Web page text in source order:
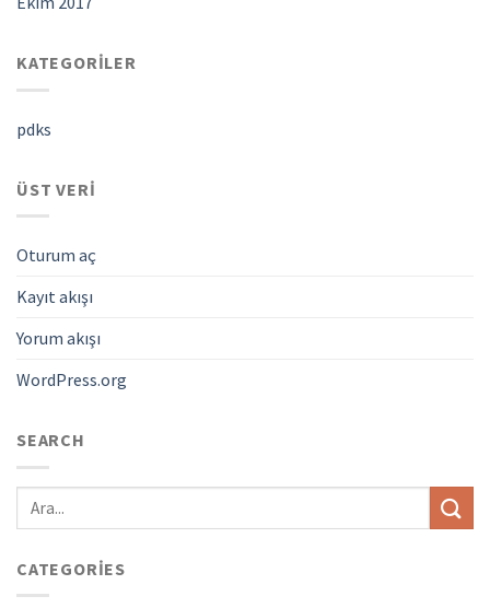
KATEGORILER
pdks
ÜST VERI
Oturum aç
Kayıt akışı
Yorum akışı
WordPress.org
SEARCH
CATEGORIES